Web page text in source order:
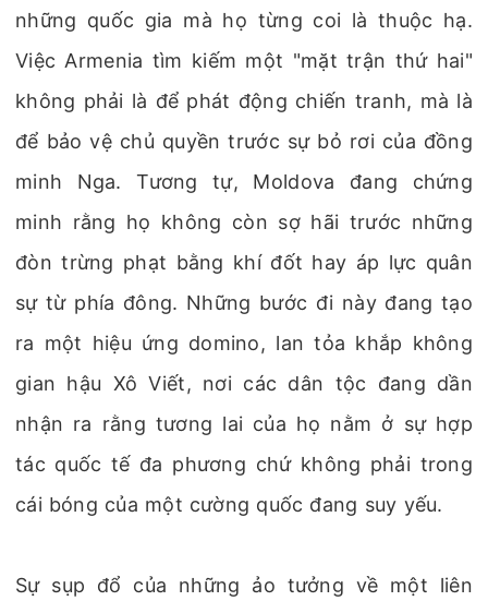
những quốc gia mà họ từng coi là thuộc hạ.
Việc Armenia tìm kiếm một "mặt trận thứ hai"
không phải là để phát động chiến tranh, mà là
để bảo vệ chủ quyền trước sự bỏ rơi của đồng
minh Nga. Tương tự, Moldova đang chứng
minh rằng họ không còn sợ hãi trước những
đòn trừng phạt bằng khí đốt hay áp lực quân
sự từ phía đông. Những bước đi này đang tạo
ra một hiệu ứng domino, lan tỏa khắp không
gian hậu Xô Viết, nơi các dân tộc đang dần
nhận ra rằng tương lai của họ nằm ở sự hợp
tác quốc tế đa phương chứ không phải trong
cái bóng của một cường quốc đang suy yếu.
Sự sụp đổ của những ảo tưởng về một liên